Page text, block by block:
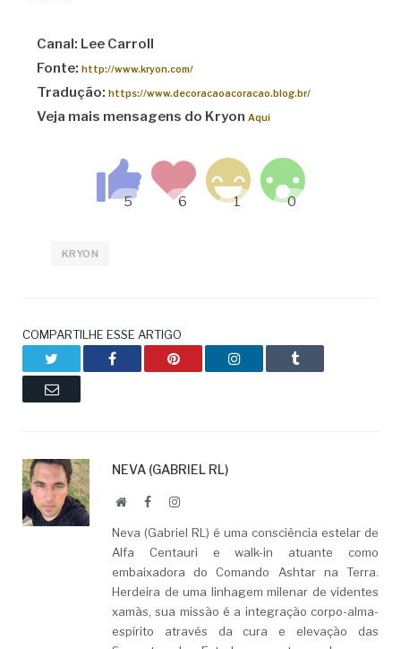
Canal: Lee Carroll
Fonte: http://www.kryon.com/
Tradução: https://www.decoracaoacoracao.blog.br/
Veja mais mensagens do Kryon Aqui
KRYON
COMPARTILHE ESSE ARTIGO
Facebook Pinterest LinkedIn Tumblr
Email
NEVA (GABRIEL RL)
WebsiteFacebookLinkedIn
Neva (Gabriel RL) é uma consciência estelar de
Alfa Centauri e walk-in atuante como
embaixadora do Comando Ashtar na Terra.
Herdeira de uma linhagem milenar de videntes
xamãs, sua missão é a integração corpo-alma-
espírito através da cura e elevação das